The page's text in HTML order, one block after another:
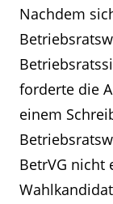
Nachdem
forderte die
einem
BetrVG nicht